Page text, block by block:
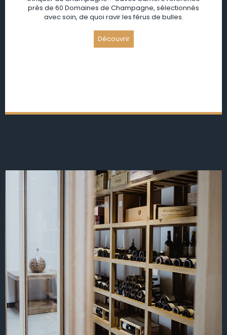
près de 60 Domaines de Champagne, sélectionnés
avec soin, de quoi ravir les férus de bulles.